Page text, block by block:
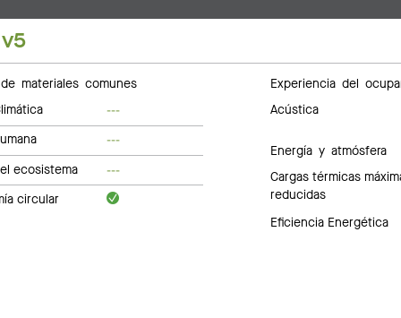
materiales comunes
---
---
ecosistema
---
circular
Experiencia del
Acústica
Energía y atmósfera
Cargas térmicas
reducidas
Eficiencia Energética